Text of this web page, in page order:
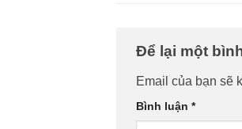
Để lại một
Email của bạn sẽ
Bình luận *